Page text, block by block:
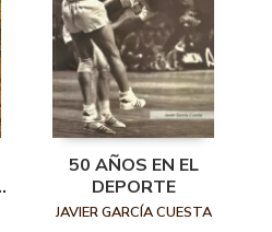
50 AÑOS EN EL
DEPORTE
JAVIER GARCÍA CUESTA